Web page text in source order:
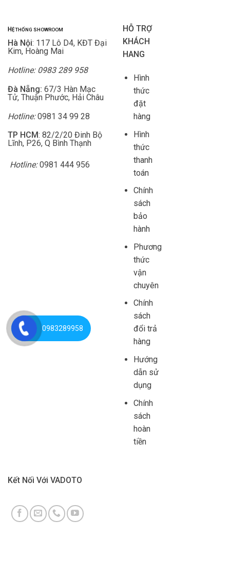
HỆ THỐNG SHOWROOM
Hà Nội: 117 Lô D4, KĐT Đại
Kim, Hoàng Mai
Hotline: 0983 289 958
Đà Nẵng: 67/3 Hàn Mạc
Tử, Thuận Phước, Hải Châu
Hotline:0981 34 99 28
TP HCM: 82/2/20 Đinh Bộ
Lĩnh, P26, Q Bình Thạnh
Hotline:0981 444 956
HỖ TRỢ
KHÁCH
HANG
Hình
thức
đặt
hàng
Hình
thức
thanh
toán
Chính
sách
bảo
hành
Phương
thức
vận
chuyên
Chính
sách
đổi trả
hàng
Hướng
dẫn sử
dụng
Chính
sách
hoàn
tiền
Kết Nối Với VADOTO
0983289958